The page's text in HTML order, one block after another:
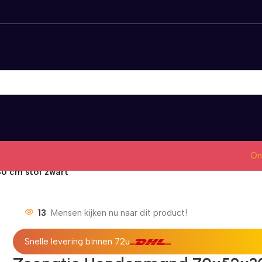
cm stof zwart
13 Mensen kijken nu naar dit product!
Snelle levering binnen 72u